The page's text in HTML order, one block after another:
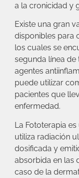
a la cronicidad y
Existe una gran
disponibles para
los cuales se
segunda línea
agentes
puede utilizar
pacientes que
enfermedad.
La Fototerapia
utiliza radiación
dosificada y
absorbida en las
caso de la